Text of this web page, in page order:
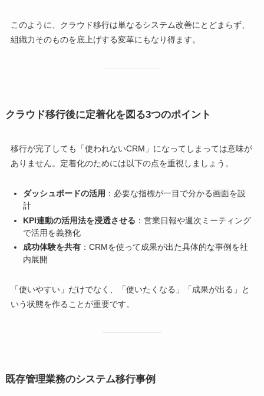
このように、クラウド移行は単なるシステム改善にとどまらず、
組織力そのものを底上げする変革にもなり得ます。
クラウド移行後に定着化を図る3つのポイント
移行が完了しても「使われないCRM」になってしまっては意味が
ありません。定着化のためには以下の点を重視しましょう。
ダッシュボードの活用 ：必要な指標が一目で分かる画面を設
計
KPI連動の活用法を浸透させる ：営業日報や週次ミーティング
で活用を義務化
成功体験を共有：CRMを使って成果が出た具体的な事例を社
内展開
「使いやすい」だけでなく、「使いたくなる」「成果が出る」と
いう状態を作ることが重要です。
既存管理業務のシステム移行事例